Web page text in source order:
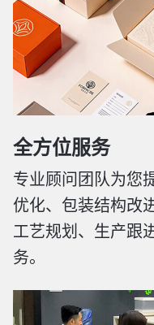
全方位服务
专业顾问团队为您
优化、包装结构改
工艺规划、生产跟
务。